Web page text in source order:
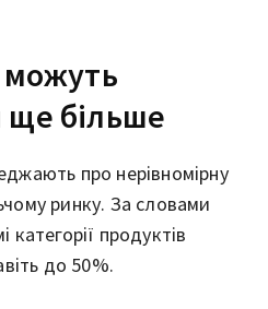
можуть
більше
про нерівномірну
ринку. За словами
продуктів
до 50%.